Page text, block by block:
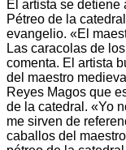
El artista se detiene
Pétreo de la
evangelio. «El
Las caracolas de
comenta. El artista
del maestro
Reyes Magos que
de la catedral. «Yo
me sirven de
caballos del